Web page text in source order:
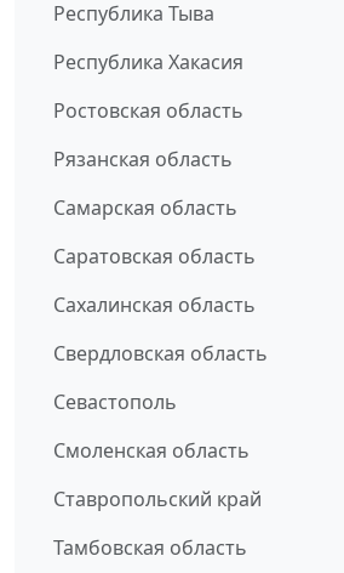
Республика Тыва
Республика Хакасия
Ростовская область
Рязанская область
Самарская область
Саратовская область
Сахалинская область
Свердловская область
Севастополь
Смоленская область
Ставропольский край
Тамбовская область